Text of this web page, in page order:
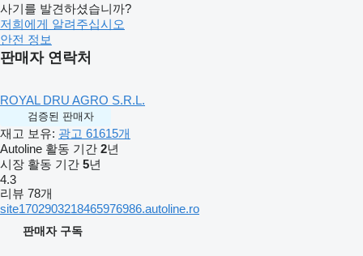
사기를 발견하셨습니까?
저희에게 알려주십시오
안전 정보
판매자 연락처
ROYAL DRU AGRO S.R.L.
검증된 판매자
재고 보유: 광고 61615개
Autoline 활동 기간 2년
시장 활동 기간 5년
4.3
리뷰 78개
site1702903218465976986.autoline.ro
판매자 구독